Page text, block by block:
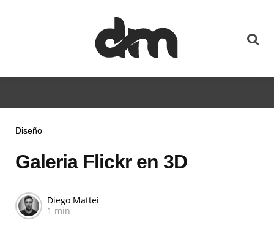
Diseño
Galeria Flickr en 3D
Diego Mattei
1 min